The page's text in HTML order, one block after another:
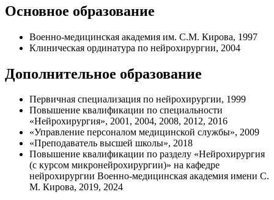
Основное образование
Военно-медицинская академия им. С.М. Кирова, 1997
Клиническая ординатура по нейрохирургии, 2004
Дополнительное образование
Первичная специализация по нейрохирургии, 1999
Повышение квалификации по специальности
«Нейрохирургия», 2001, 2004, 2008, 2012, 2016
«Управление персоналом медицинской службы», 2009
«Преподаватель высшей школы», 2018
Повышение квалификации по разделу «Нейрохирургия
(с курсом микронейрохирургии)» на кафедре
нейрохирургии Военно-медицинская академия имени С.
М. Кирова, 2019, 2024